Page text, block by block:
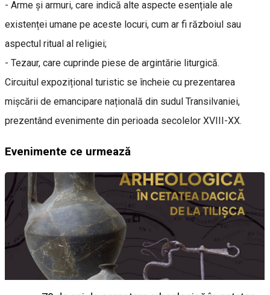
- Arme și armuri, care indică alte aspecte esențiale ale
existenței umane pe aceste locuri, cum ar fi războiul sau
aspectul ritual al religiei;
- Tezaur, care cuprinde piese de argintărie liturgică.
Circuitul expozițional turistic se încheie cu prezentarea
mișcării de emancipare națională din sudul Transilvaniei,
prezentând evenimente din perioada secolelor XVIII-XX.
Evenimente ce urmează